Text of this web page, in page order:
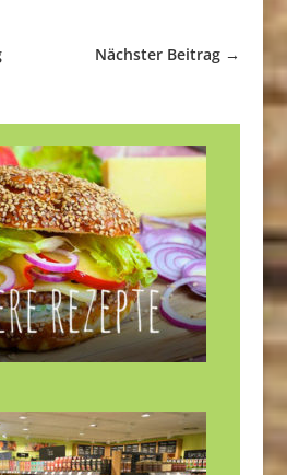
Nächster Beitrag →